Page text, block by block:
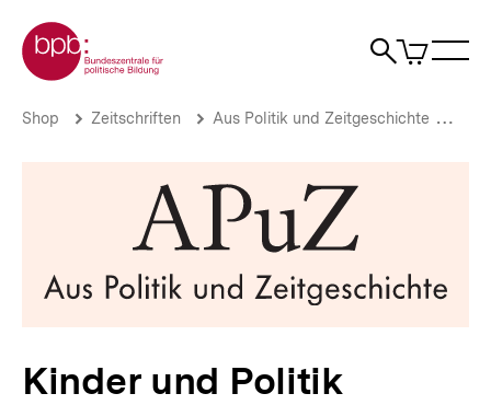
zum
Seiteninhalt
springen
Zur Startseite der bpb
Suche
Artikel
im
Kinder
Politik
Brotkrümelnavigation
Pfadnavigation
Shop Zeitschriften Aus Politik und Zeitgeschichte
Kinder und Politik